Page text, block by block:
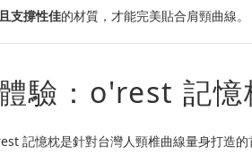
支撐性佳的材質，才能完美貼合肩頸曲線。
驗：o'rest 記憶
記憶枕是針對台灣人頸椎曲線量身打造的